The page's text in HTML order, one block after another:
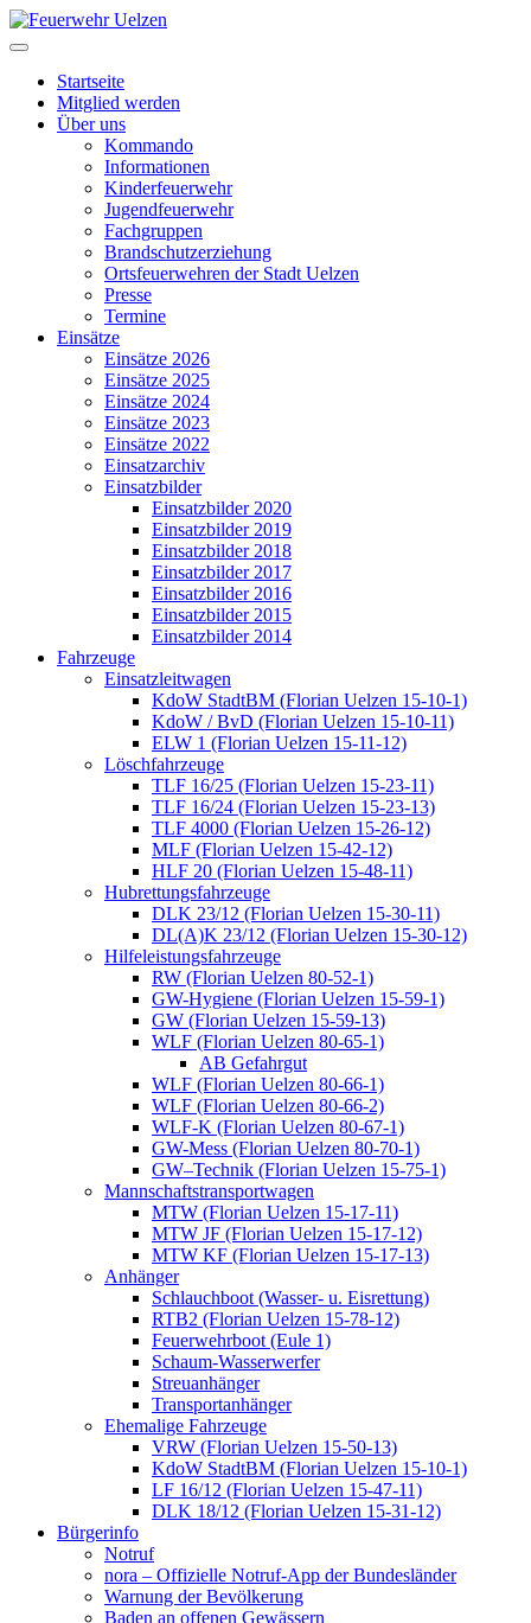
Startseite
Mitglied werden
Über uns
Kommando
Informationen
Kinderfeuerwehr
Jugendfeuerwehr
Fachgruppen
Brandschutzerziehung
Ortsfeuerwehren der Stadt Uelzen
Presse
Termine
Einsätze
Einsätze 2026
Einsätze 2025
Einsätze 2024
Einsätze 2023
Einsätze 2022
Einsatzarchiv
Einsatzbilder
Einsatzbilder 2020
Einsatzbilder 2019
Einsatzbilder 2018
Einsatzbilder 2017
Einsatzbilder 2016
Einsatzbilder 2015
Einsatzbilder 2014
Fahrzeuge
Einsatzleitwagen
KdoW StadtBM (Florian Uelzen 15-10-1)
KdoW / BvD (Florian Uelzen 15-10-11)
ELW 1 (Florian Uelzen 15-11-12)
Löschfahrzeuge
TLF 16/25 (Florian Uelzen 15-23-11)
TLF 16/24 (Florian Uelzen 15-23-13)
TLF 4000 (Florian Uelzen 15-26-12)
MLF (Florian Uelzen 15-42-12)
HLF 20 (Florian Uelzen 15-48-11)
Hubrettungsfahrzeuge
DLK 23/12 (Florian Uelzen 15-30-11)
DL(A)K 23/12 (Florian Uelzen 15-30-12)
Hilfeleistungsfahrzeuge
RW (Florian Uelzen 80-52-1)
GW-Hygiene (Florian Uelzen 15-59-1)
GW (Florian Uelzen 15-59-13)
WLF (Florian Uelzen 80-65-1)
AB Gefahrgut
WLF (Florian Uelzen 80-66-1)
WLF (Florian Uelzen 80-66-2)
WLF-K (Florian Uelzen 80-67-1)
GW-Mess (Florian Uelzen 80-70-1)
GW–Technik (Florian Uelzen 15-75-1)
Mannschaftstransportwagen
MTW (Florian Uelzen 15-17-11)
MTW JF (Florian Uelzen 15-17-12)
MTW KF (Florian Uelzen 15-17-13)
Anhänger
Schlauchboot (Wasser- u. Eisrettung)
RTB2 (Florian Uelzen 15-78-12)
Feuerwehrboot (Eule 1)
Schaum-Wasserwerfer
Streuanhänger
Transportanhänger
Ehemalige Fahrzeuge
VRW (Florian Uelzen 15-50-13)
KdoW StadtBM (Florian Uelzen 15-10-1)
LF 16/12 (Florian Uelzen 15-47-11)
DLK 18/12 (Florian Uelzen 15-31-12)
Bürgerinfo
Notruf
nora – Offizielle Notruf-App der Bundesländer
Warnung der Bevölkerung
Baden an offenen Gewässern